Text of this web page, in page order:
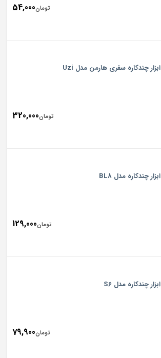
تومان54,000
ابزار چندکاره سفری هارمن مدل Uzi
تومان320,000
ابزار چندکاره مدل BL8
تومان129,000
ابزار چندکاره مدل S6
تومان79,900